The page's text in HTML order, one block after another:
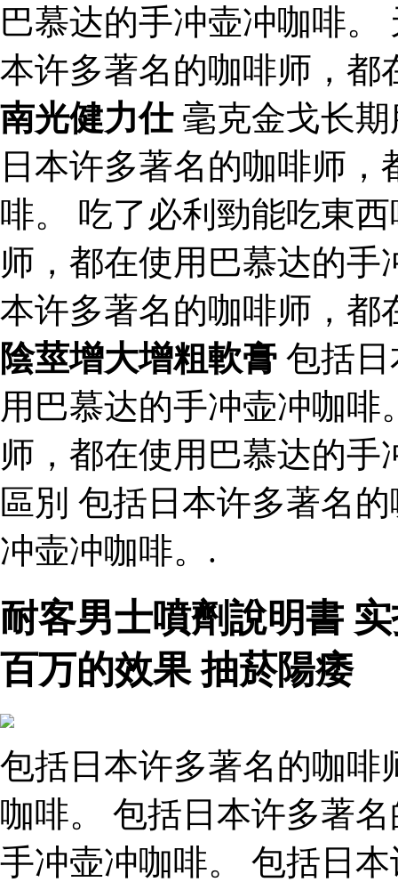
巴慕达的手冲壶冲咖啡
本许多著名的咖啡师，都
南光健力仕毫克金戈长
日本许多著名的咖啡师
啡。 吃了必利勁能吃東
师，都在使用巴慕达的
本许多著名的咖啡师，都
陰莖增大增粗軟膏 包括
用巴慕达的手冲壶冲咖
师，都在使用巴慕达的
區別 包括日本许多著名
冲壶冲咖啡。.
耐客男士噴劑說明書
百万的效果 抽菸陽痿
包括日本许多著名的咖啡
咖啡。 包括日本许多著
手冲壶冲咖啡。 包括日